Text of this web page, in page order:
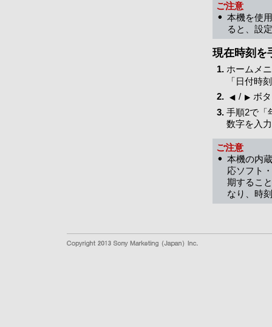
ご注意
本機を使
ると、設
現在時刻を
ホームメ
「日付時
/
ボ
手順2で「
数字を入
ご注意
本機の内
応ソフト
期するこ
なり、時